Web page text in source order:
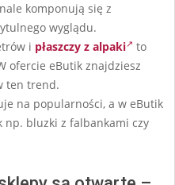
komponują się z
wyglądu.
i płaszczy z alpaki
to
ofercie eButik znajdziesz
ten trend.
na popularności, a w eButik
np. bluzki z falbankami czy